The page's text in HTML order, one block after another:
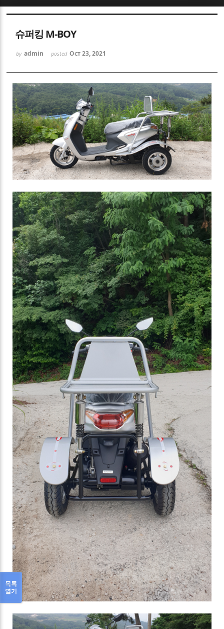
슈퍼킹 M-BOY
by admin posted Oct 23, 2021
목록
열기
Sketchbook5, 스케치북5
Sketchbook5, 스케치북5